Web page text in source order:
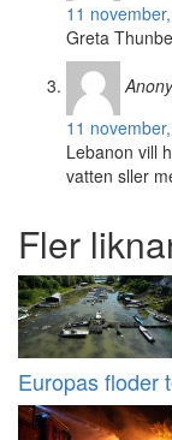
11
Greta
11
Lebanon vill
vatten sller
Fler
Europas floder